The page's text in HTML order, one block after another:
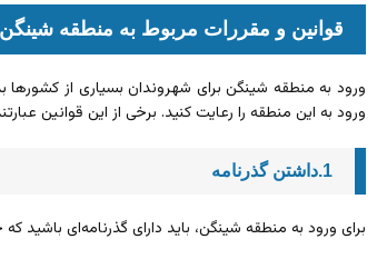
قوانین و مقررات مربوط به منطقه شینگن
ورود به منطقه شینگن برای شهروندان بسیاری از کشورها
ورود به این منطقه را رعایت کنید. برخی از این قوانین
1.داشتن گذرنامه
برای ورود به منطقه شینگن، باید دارای گذرنامه‌ای باشید که حداقل 3 ماه اعتبار